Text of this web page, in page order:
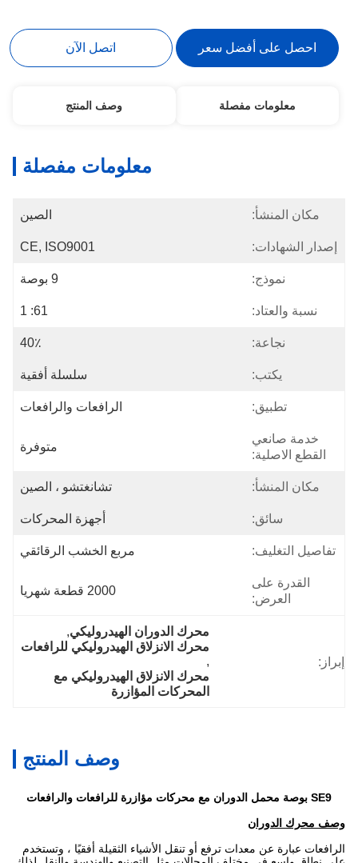
احصل على أفضل سعر اتصل الآن
معلومات مفصلة وصف المنتج
معلومات مفصلة
مكان المنشأ: الصين
إصدار الشهادات: CE, ISO9001
نموذج: 9 بوصة
نسبة والعتاد: 61: 1
نجاعة: 40٪
يكتب: سلسلة أفقية
تطبيق: الرافعات والرافعات
خدمة صانعي
القطع الاصلية:
متوفرة
مكان المنشأ: تشانغتشو ، الصين
سائق: أجهزة المحركات
تفاصيل التغليف: مربع الخشب الرقائقي
القدرة على
العرض:
2000 قطعة شهريا
إبراز:
محرك الدوران الهيدروليكي ,
محرك الانزلاق الهيدروليكي للرافعات
,
محرك الانزلاق الهيدروليكي مع
المحركات المؤازرة
وصف المنتج
SE9 بوصة محمل الدوران مع محركات مؤازرة للرافعات والرافعات
وصف محرك الدوران
الرافعات عبارة عن معدات ترفع أو تنقل الأشياء الثقيلة أفقيًا ، وتستخدم